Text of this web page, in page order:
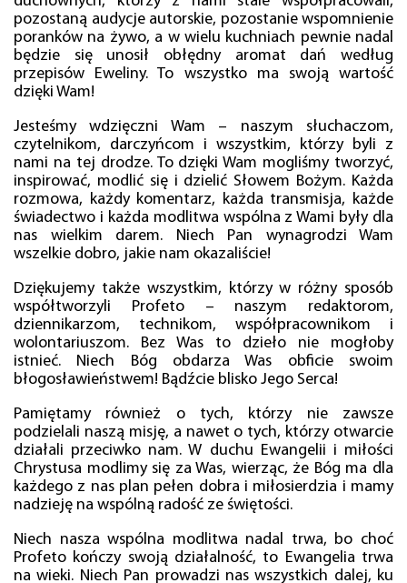
pozostaną audycje autorskie, pozostanie wspomnienie
poranków na żywo, a w wielu kuchniach pewnie nadal
będzie się unosił obłędny aromat dań według
przepisów Eweliny. To wszystko ma swoją wartość
dzięki Wam!
Jesteśmy wdzięczni Wam – naszym słuchaczom,
czytelnikom, darczyńcom i wszystkim, którzy byli z
nami na tej drodze. To dzięki Wam mogliśmy tworzyć,
inspirować, modlić się i dzielić Słowem Bożym. Każda
rozmowa, każdy komentarz, każda transmisja, każde
świadectwo i każda modlitwa wspólna z Wami były dla
nas wielkim darem. Niech Pan wynagrodzi Wam
wszelkie dobro, jakie nam okazaliście!
Dziękujemy także wszystkim, którzy w różny sposób
współtworzyli Profeto – naszym redaktorom,
dziennikarzom, technikom, współpracownikom i
wolontariuszom. Bez Was to dzieło nie mogłoby
istnieć. Niech Bóg obdarza Was obficie swoim
błogosławieństwem! Bądźcie blisko Jego Serca!
Pamiętamy również o tych, którzy nie zawsze
podzielali naszą misję, a nawet o tych, którzy otwarcie
działali przeciwko nam. W duchu Ewangelii i miłości
Chrystusa modlimy się za Was, wierząc, że Bóg ma dla
każdego z nas plan pełen dobra i miłosierdzia i mamy
nadzieję na wspólną radość ze świętości.
Niech nasza wspólna modlitwa nadal trwa, bo choć
Profeto kończy swoją działalność, to Ewangelia trwa
na wieki. Niech Pan prowadzi nas wszystkich dalej, ku